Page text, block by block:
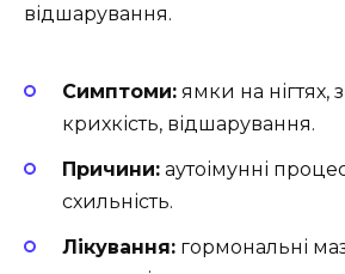
відшарування.
Симптоми: ямки на нігтях,
крихкість, відшарування.
Причини: аутоімунні
схильність.
Лікування: гормональні